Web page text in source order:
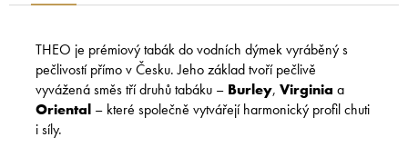
THEO je prémiový tabák do vodních dýmek vyráběný s
pečlivostí přímo v Česku. Jeho základ tvoří pečlivě
vyvážená směs tří druhů tabáku – Burley, Virginia a
Oriental – které společně vytvářejí harmonický profil chuti
i síly.